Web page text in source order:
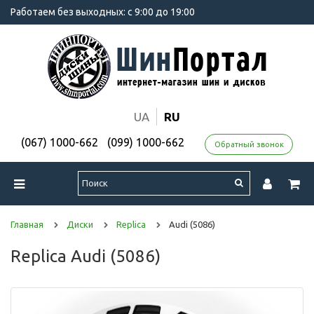
Работаем без выходных: с 9:00 до 19:00
UA RU
(067) 1000-662 (099) 1000-662 Обратный звонок
Главная Диски Replica Audi (5086)
Replica Audi (5086)